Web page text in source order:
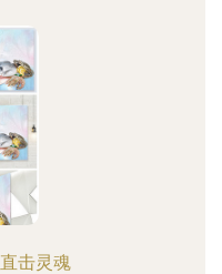
击灵魂